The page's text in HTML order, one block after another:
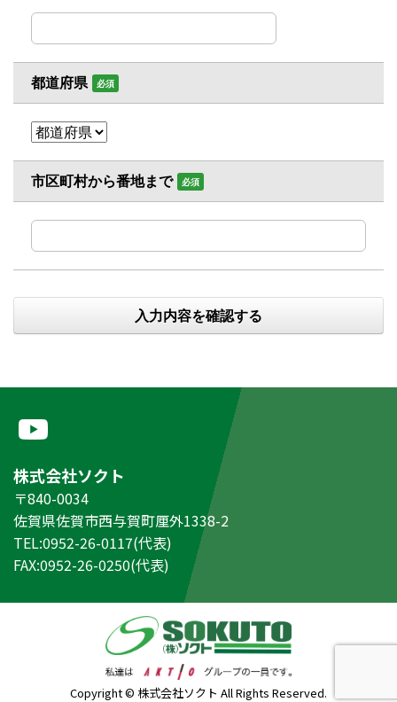
都道府県 必須
市区町村から番地まで 必須
株式会社ソクト
〒840-0034
佐賀県佐賀市西与賀町厘外1338-2
TEL:0952-26-0117(代表)
FAX:0952-26-0250(代表)
Copyright © 株式会社ソクト All Rights Reserved.